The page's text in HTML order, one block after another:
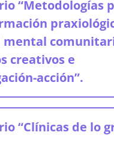
Abog. Sofía
Ciencias Jurídicas y
(Facultad de Museo y
“Metodologías
mental
creativos e
acción”.
Malagrina
s:Dra. Roxana
“Clínicas de lo